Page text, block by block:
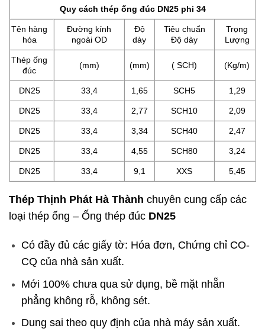
Quy cách thép ống đúc DN25 phi 34
Tên hàng
hóa
Đường kính
ngoài OD
Độ
dày
Tiêu chuẩn
Độ dày
Trọng
Lượng
Thép ống
đúc
(mm) (mm) ( SCH) (Kg/m)
DN25 33,4 1,65 SCH5 1,29
DN25 33,4 2,77 SCH10 2,09
DN25 33,4 3,34 SCH40 2,47
DN25 33,4 4,55 SCH80 3,24
DN25 33,4 9,1 XXS 5,45
Thép Thịnh Phát Hà Thành chuyên cung cấp các
loại thép ống – Ống thép đúc DN25
Có đầy đủ các giấy tờ: Hóa đơn, Chứng chỉ CO-
CQ của nhà sản xuất.
Mới 100% chưa qua sử dụng, bề mặt nhẵn
phẳng không rỗ, không sét.
Dung sai theo quy định của nhà máy sản xuất.